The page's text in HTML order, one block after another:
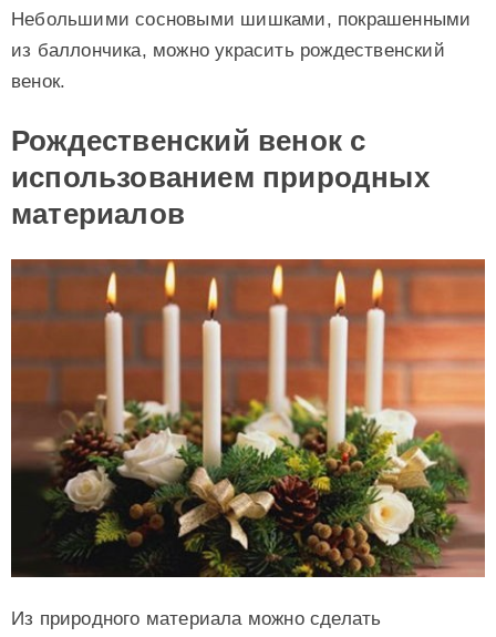
Небольшими сосновыми шишками, покрашенными
из баллончика, можно украсить рождественский
венок.
Рождественский венок с
использованием природных
материалов
Из природного материала можно сделать